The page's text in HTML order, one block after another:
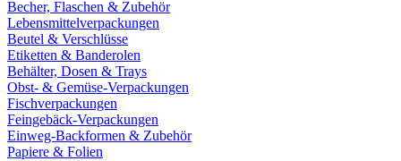
Becher, Flaschen & Zubehör
Lebensmittelverpackungen
Beutel & Verschlüsse
Etiketten & Banderolen
Behälter, Dosen & Trays
Obst- & Gemüse-Verpackungen
Fischverpackungen
Feingebäck-Verpackungen
Einweg-Backformen & Zubehör
Papiere & Folien